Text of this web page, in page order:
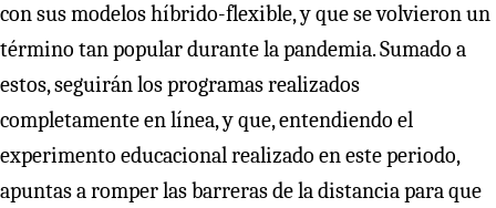
con sus modelos híbrido-flexible, y que se volvieron un
término tan popular durante la pandemia. Sumado a
estos, seguirán los programas realizados
completamente en línea, y que, entendiendo el
experimento educacional realizado en este periodo,
apuntas a romper las barreras de la distancia para que